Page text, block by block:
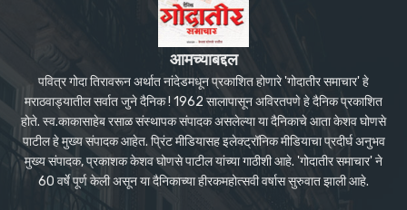
आमच्याबद्दल
पवित्र गोदा तिरावरून अर्थात नांदेडमधून प्रकाशित होणारे 'गोदातीर समाचार' हे
मराठवाड्यातील सर्वात जुने दैनिक ! 1962 सालापासून अविरतपणे हे दैनिक प्रकाशित
होते. स्व.काकासाहेब रसाळ संस्थापक संपादक असलेल्या या दैनिकाचे आता केशव घोणसे
पाटील हे मुख्य संपादक आहेत. प्रिंट मीडियासह इलेक्ट्रॉनिक मीडियाचा प्रदीर्घ अनुभव
मुख्य संपादक, प्रकाशक केशव घोणसे पाटील यांच्या गाठीशी आहे. 'गोदातीर समाचार' ने
60 वर्षे पूर्ण केली असून या दैनिकाच्या हीरकमहोत्सवी वर्षास सुरुवात झाली आहे.